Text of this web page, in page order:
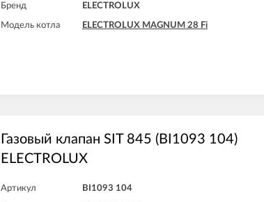
Бренд ELECTROLUX
Модель котла ELECTROLUX MAGNUM 28 Fi
Газовый клапан SIT 845 (BI1093 104)
ELECTROLUX
Артикул BI1093 104